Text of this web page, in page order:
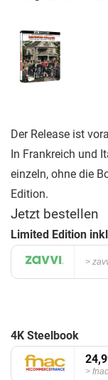
Der Release ist
In Frankreich und
einzeln, ohne die
Edition.
Jetzt bestellen
Limited Edition
4K Steelbook